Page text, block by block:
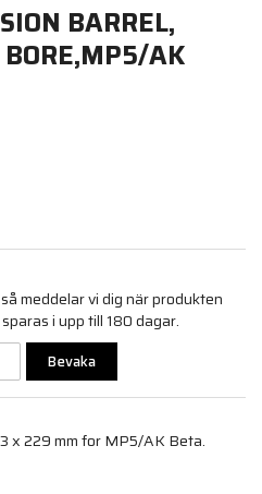
BARREL,
AK
meddelar vi dig när produkten
i upp till 180 dagar.
Bevaka
x 229 mm for MP5/AK Beta.